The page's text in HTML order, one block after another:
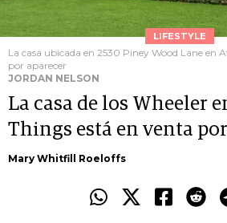
LIFESTYLE
La casa ubicada en 2530 Piney Wood Lane en
por aparecer
JORDAN NELSON
La casa de los Wheeler
Things está en venta
Mary Whitfill Roeloffs